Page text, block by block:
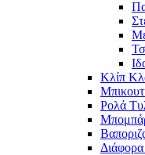
Κλίπ
Ρολά